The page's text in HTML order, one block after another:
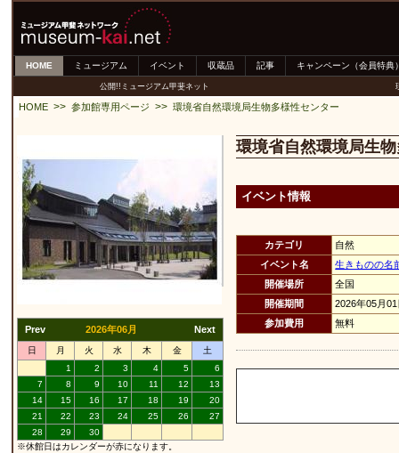
HOME ミュージアム イベント 収蔵品 記事 キャンペーン（会員特典
公開!!ミュージアム甲斐ネット
HOME >> 参加館専用ページ >> 環境省自然環境局生物多様性センター
Prev 2026年06月 Next
日 月 火 水 木 金
土
1
2 3 4 5
6
7
8 9 10 11 12
13
14
15 16 17 18 19
20
21
22 23 24 25 26
27
28
29
30
※休館日はカレンダーが赤になります。
環境省自然環境局生
イベント情報
カテゴリ
自然
イベント名
生きものの名
開催場所
全国
開催期間
2026年05月
参加費用
無料